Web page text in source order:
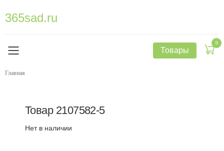
365sad.ru
Товары
0
Главная
Товар 2107582-5
Нет в наличии